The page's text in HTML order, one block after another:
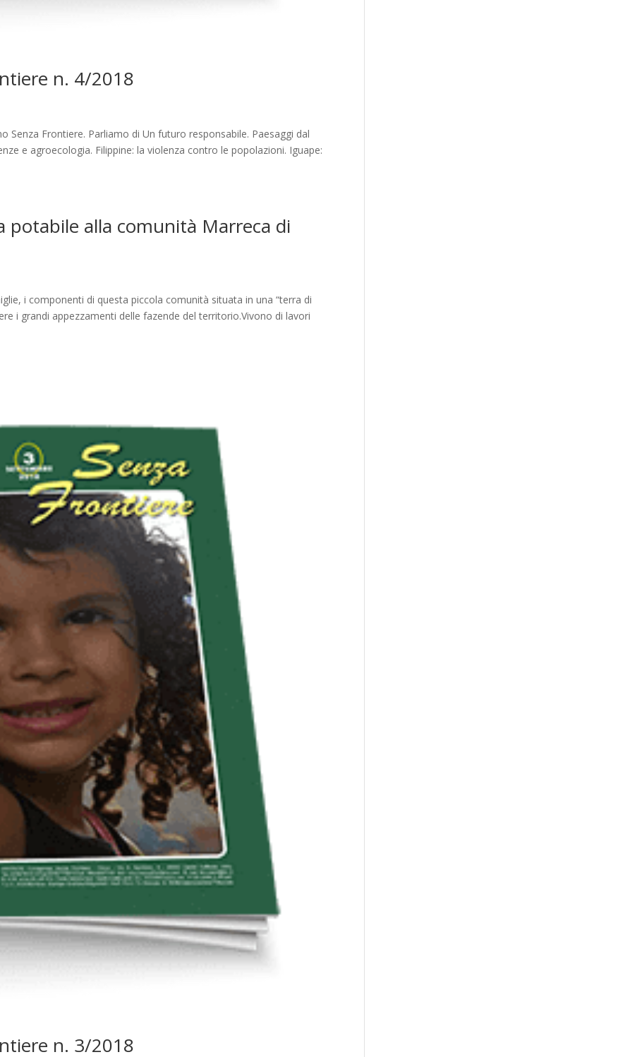
n. 4/2018
Senza Frontiere. Parliamo di Un futuro responsabile. Paesaggi dal
e agroecologia. Filippine: la violenza contro le popolazioni. Iguape:
potabile alla comunità Marreca di
i componenti di questa piccola comunità situata in una “terra di
i grandi appezzamenti delle fazende del territorio.Vivono di lavori
n. 3/2018